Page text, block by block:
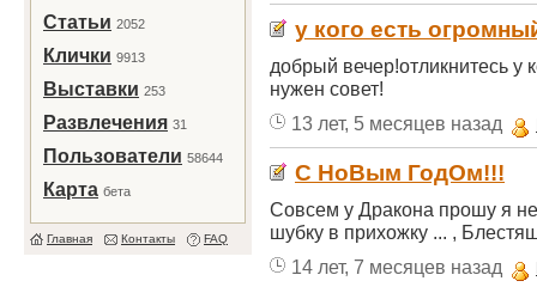
Статьи 2052
Клички 9913
Выставки 253
Развлечения 31
Пользователи 58644
Карта бета
Главная Контакты FAQ
у кого есть
добрый вечер!отликнитесь у
нужен совет!
13 лет, 5 месяцев назад
C НоВым ГодОм!!!
Совсем у Дракона прошу я
шубку в прихожку ... ,
14 лет, 7 месяцев назад